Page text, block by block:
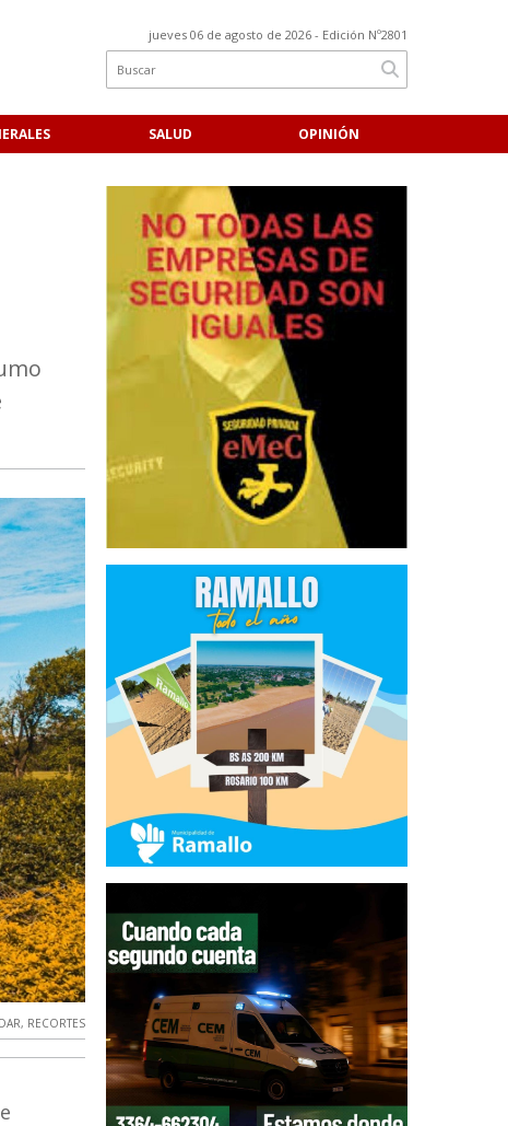
jueves 06 de agosto de 2026 - Edición Nº2801
SALUD OPINIÓN
, RECORTES